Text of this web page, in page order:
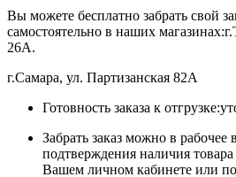
Вы можете бесплатно забрать свой
самостоятельно в наших
26А.
г.Самара, ул. Партизанская 82А
Готовность заказа к
Забрать заказ можно в рабочее
подтверждения наличия
Вашем личном кабинете или